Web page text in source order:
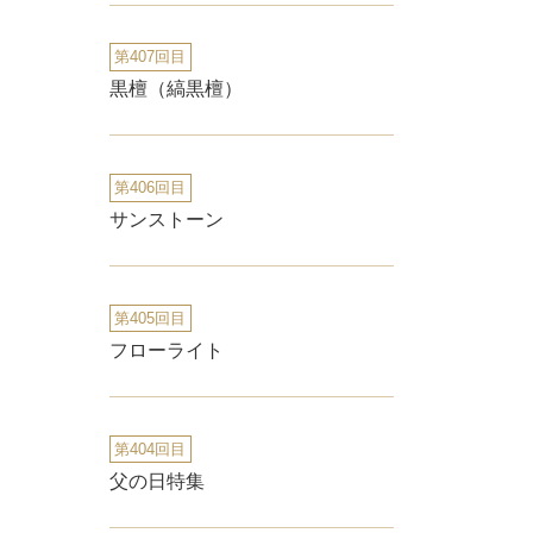
第407回目
黒檀（縞黒檀）
第406回目
サンストーン
第405回目
フローライト
第404回目
父の日特集